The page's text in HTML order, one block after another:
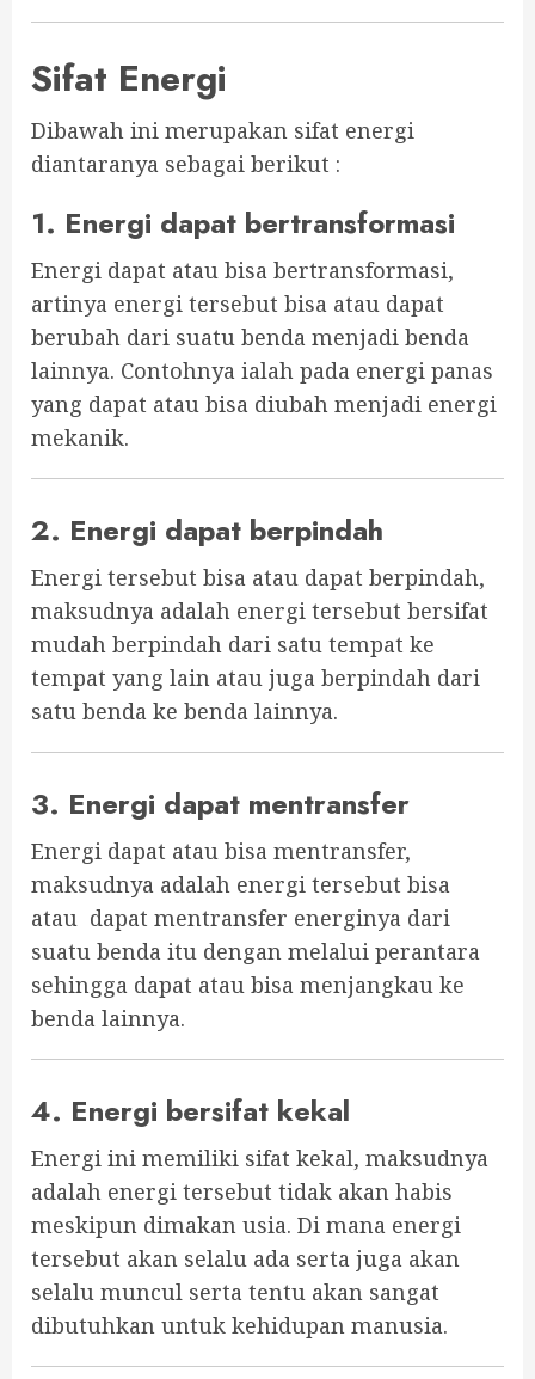
Sifat Energi
Dibawah ini merupakan sifat energi
diantaranya sebagai berikut :
1. Energi dapat bertransformasi
Energi dapat atau bisa bertransformasi,
artinya energi tersebut bisa atau dapat
berubah dari suatu benda menjadi benda
lainnya. Contohnya ialah pada energi panas
yang dapat atau bisa diubah menjadi energi
mekanik.
2. Energi dapat berpindah
Energi tersebut bisa atau dapat berpindah,
maksudnya adalah energi tersebut bersifat
mudah berpindah dari satu tempat ke
tempat yang lain atau juga berpindah dari
satu benda ke benda lainnya.
3. Energi dapat mentransfer
Energi dapat atau bisa mentransfer,
maksudnya adalah energi tersebut bisa
atau dapat mentransfer energinya dari
suatu benda itu dengan melalui perantara
sehingga dapat atau bisa menjangkau ke
benda lainnya.
4. Energi bersifat kekal
Energi ini memiliki sifat kekal, maksudnya
adalah energi tersebut tidak akan habis
meskipun dimakan usia. Di mana energi
tersebut akan selalu ada serta juga akan
selalu muncul serta tentu akan sangat
dibutuhkan untuk kehidupan manusia.